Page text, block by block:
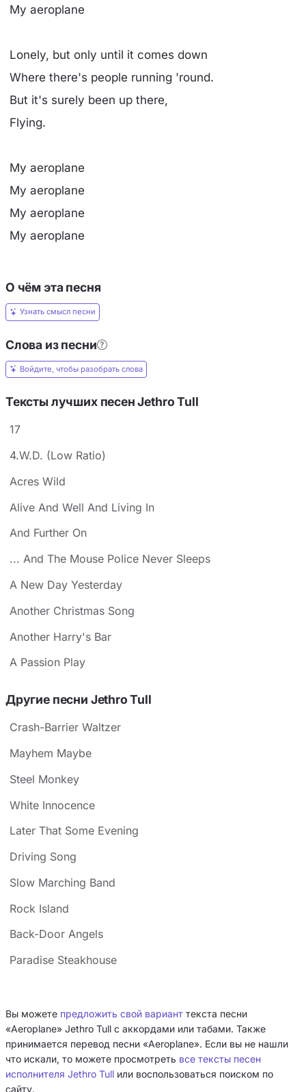
My aeroplane
Lonely, but only until it comes down
Where there's people running 'round.
But it's surely been up there,
Flying.
My aeroplane
My aeroplane
My aeroplane
My aeroplane
О чём эта песня
Узнать смысл песни
Слова из песни
Войдите, чтобы разобрать слова
Тексты лучших песен Jethro Tull
17
4.W.D. (Low Ratio)
Acres Wild
Alive And Well And Living In
And Further On
... And The Mouse Police Never Sleeps
A New Day Yesterday
Another Christmas Song
Another Harry's Bar
A Passion Play
Другие песни Jethro Tull
Crash-Barrier Waltzer
Mayhem Maybe
Steel Monkey
White Innocence
Later That Some Evening
Driving Song
Slow Marching Band
Rock Island
Back-Door Angels
Paradise Steakhouse
Вы можете предложить свой вариант текста песни
«Aeroplane» Jethro Tull с аккордами или табами. Также
принимается перевод песни «Aeroplane». Если вы не нашли
что искали, то можете просмотреть все тексты песен
исполнителя Jethro Tull или воспользоваться поиском по
сайту.